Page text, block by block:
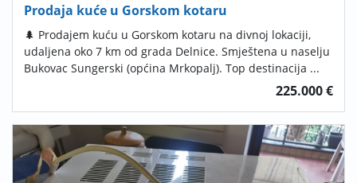
Prodaja kuće u Gorskom kotaru
🌲 Prodajem kuću u Gorskom kotaru na divnoj lokaciji,
udaljena oko 7 km od grada Delnice. Smještena u naselju
Bukovac Sungerski (općina Mrkopalj). Top destinacija ...
225.000 €